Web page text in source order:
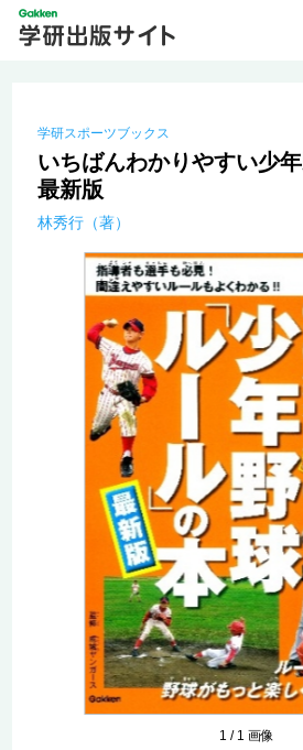
学研スポーツブックス
いちばんわかりやすい少
最新版
林秀行（著）
1 / 1 画像